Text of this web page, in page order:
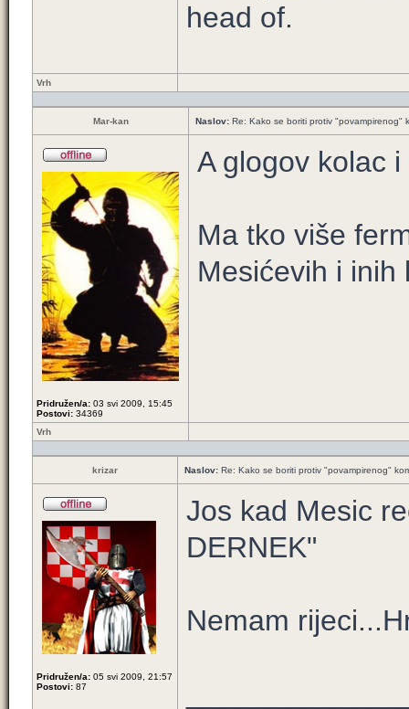
head of.
Vrh
Mar-kan Naslov: Re: Kako se boriti protiv "povampirenog"
Pridružen/a: 03 svi 2009, 15:45
Postovi: 34369
A glogov kolac
Ma tko više
Mesićevih i inih
Vrh
krizar Naslov: Re: Kako se boriti protiv "povampirenog"
Pridružen/a: 05 svi 2009, 21:57
Postovi: 87
Jos kad Mesic
DERNEK"
Nemam